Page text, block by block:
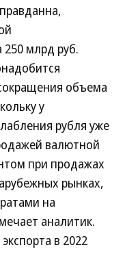
млрд руб.
объема
у
рубля уже
валютной
при продажах
рынках,
на
аналитик.
в 2022